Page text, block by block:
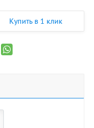
Купить в 1 клик